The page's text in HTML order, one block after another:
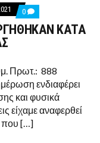
0 COMMENTS
ON
ΡΥΘΜΙΣΗ
ΤΗΝ
ΔΙΑΡΚΕΙΑ
ΤΗΣ
ΠΑΝΔΗΜΙΑΣ
ΚΑΤΑ
Πρωτ.: 888
ενδιαφέρει
και φυσικά
είχαμε αναφερθεί
που […]